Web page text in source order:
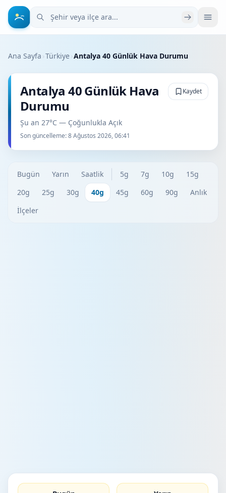
Şehir veya ilçe ara
Ana Sayfa ›Türkiye›Antalya 40 Günlük Hava Durumu
Antalya 40 Günlük Hava
Durumu
Şu an 27°C — Çoğunlukla Açık
Son güncelleme:8 Ağustos 2026, 06:41
Kaydet
Bugün Yarın Saatlik 5g 7g 10g
15g
20g
25g 30g 40g 45g 60g 90g
Anlık
İlçeler